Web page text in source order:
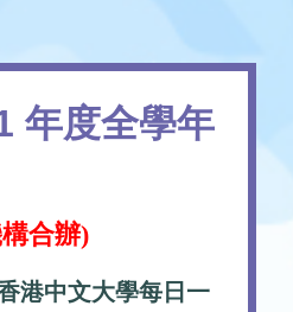
年度全學年
合辦)
港中文大學每日一